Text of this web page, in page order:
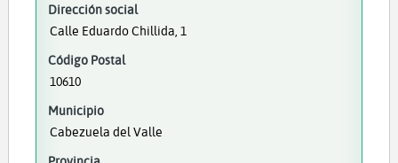
Dirección social
Calle Eduardo Chillida, 1
Código Postal
10610
Municipio
Cabezuela del Valle